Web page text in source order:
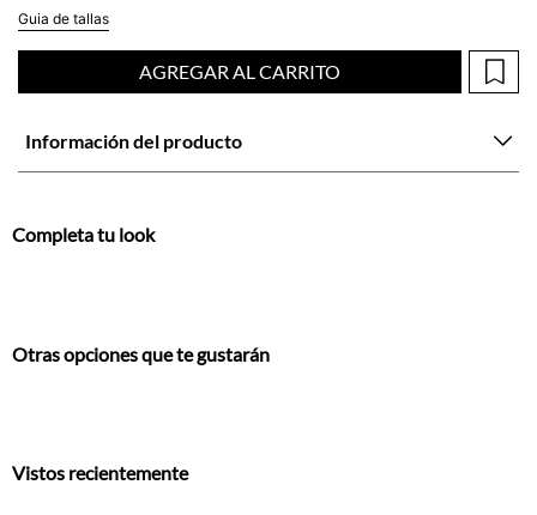
Guia de tallas
AGREGAR AL CARRITO
Información del producto
Completa tu look
Otras opciones que te gustarán
Vistos recientemente